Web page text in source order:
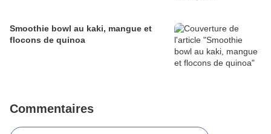
Smoothie bowl au kaki, mangue et
flocons de quinoa
Commentaires